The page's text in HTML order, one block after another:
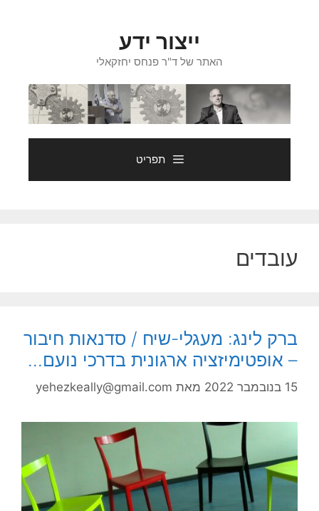
ייצור ידע
האתר של ד"ר פנחס יחזקאלי
תפריט
עובדים
ברק לינג: מעגלי-שיח / סדנאות חיבור
– אופטימיזציה ארגונית בדרכי נועם…
15 בנובמבר 2022 מאת yehezkeally@gmail.com